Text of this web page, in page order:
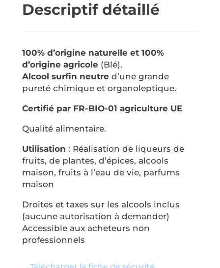
Descriptif détaillé
100% d’origine naturelle et 100%
d’origine agricole(Blé).
Alcool surfin neutred’une grande
pureté chimique et organoleptique.
Certifié par FR-BIO-01 agriculture UE
Qualité alimentaire.
Utilisation : Réalisation de liqueurs de
fruits, de plantes, d’épices, alcools
maison, fruits à l’eau de vie, parfums
maison
Droites et taxes sur les alcools inclus
(aucune autorisation à demander)
Accessible aux acheteurs non
professionnels